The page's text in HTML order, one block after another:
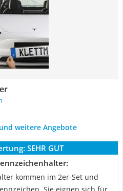
weitere Angebote
SEHR GUT
kommen im 2er-Set und